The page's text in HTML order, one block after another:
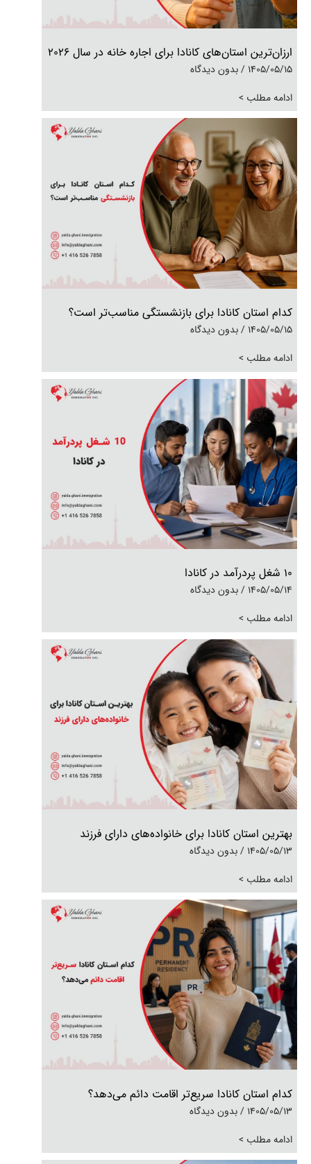
ارزان‌ترین استان‌های کانادا برای اجاره خانه در سال 2026
1405/05/15
بدون دیدگاه
ادامه مطلب >
کدام استان کانادا برای بازنشستگی مناسب‌تر است؟
1405/05/15
بدون دیدگاه
ادامه مطلب >
10 شغل پردرآمد در کانادا
1405/05/14
بدون دیدگاه
ادامه مطلب >
بهترین استان کانادا برای خانواده‌های دارای فرزند
1405/05/13
بدون دیدگاه
ادامه مطلب >
کدام استان کانادا سریع‌تر اقامت دائم می‌دهد؟
1405/05/13
بدون دیدگاه
ادامه مطلب >